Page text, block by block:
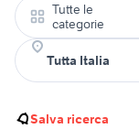
Tutte le
categorie
Salva ricerca